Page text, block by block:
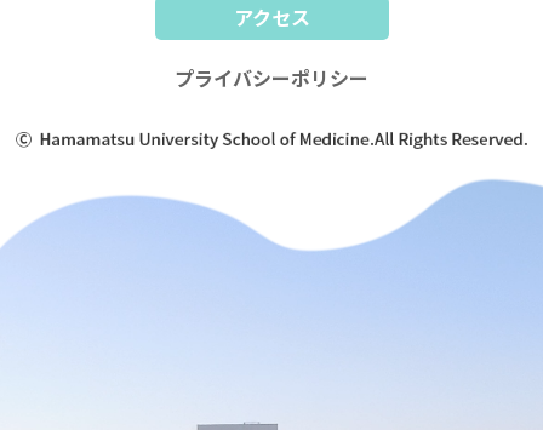
アクセス
プライバシーポリシー